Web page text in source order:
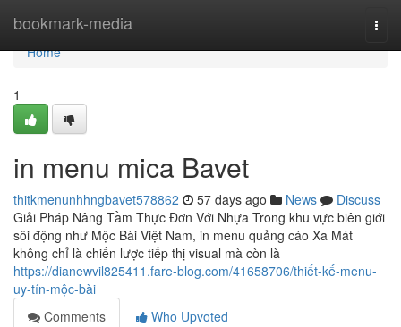
bookmark-media
Home
Home
1
in menu mica Bavet
thitkmenunhhngbavet578862 57 days ago News
Discuss
Giải Pháp Nâng Tầm Thực Đơn Với Nhựa Trong khu vực biên giới
sôi động như Mộc Bài Việt Nam, in menu quảng cáo Xa Mát
không chỉ là chiến lược tiếp thị visual mà còn là
https://dianewvil825411.fare-blog.com/41658706/thiết-kế-menu-
uy-tín-mộc-bài
Comments
Who Upvoted